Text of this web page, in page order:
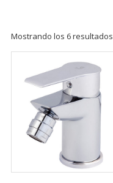
Mostrando los 6 resultados